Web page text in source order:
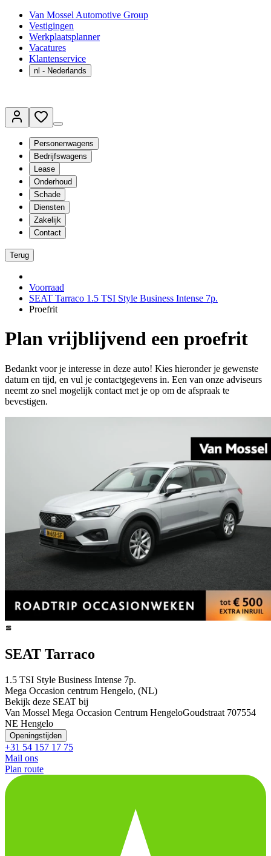
Van Mossel Automotive Group
Vestigingen
Werkplaatsplanner
Vacatures
Klantenservice
nl - Nederlands
Personenwagens
Bedrijfswagens
Lease
Onderhoud
Schade
Diensten
Zakelijk
Contact
Terug
Voorraad
SEAT Tarraco 1.5 TSI Style Business Intense 7p.
Proefrit
Plan vrijblijvend een proefrit
Bedankt voor je interesse in deze auto! Kies hieronder je gewenste
datum en tijd, en vul je contactgegevens in. Een van onze adviseurs
neemt zo snel mogelijk contact met je op om de afspraak te
bevestigen.
SEAT Tarraco
1.5 TSI Style Business Intense 7p.
Mega Occasion centrum Hengelo, (NL)
Bekijk deze SEAT bij
Van Mossel Mega Occasion Centrum HengeloGoudstraat 707554
NE Hengelo
Openingstijden
+31 54 157 17 75
Mail ons
Plan route